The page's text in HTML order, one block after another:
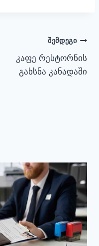
ᲨᲔᲛᲓᲔᲒᲘ
კაფე რესტორნის
გახსნა კანადაში